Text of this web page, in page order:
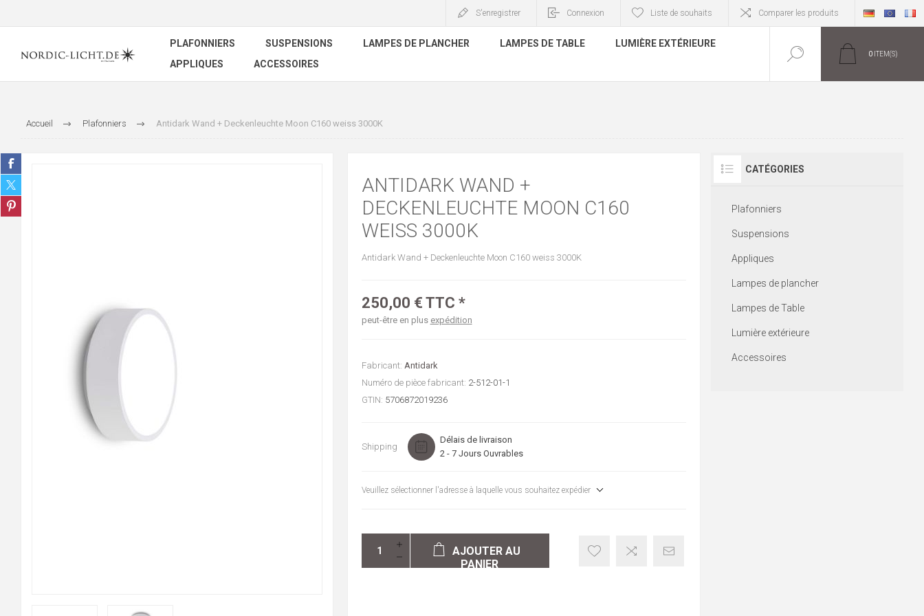
S'enregistrer Connexion Liste de souhaits Comparer les produits
PLAFONNIERS SUSPENSIONS LAMPES DE PLANCHER LAMPES DE TABLE
LUMIÈRE EXTÉRIEURE
APPLIQUES
ACCESSOIRES
0 ITEM(S)
Accueil Plafonniers Antidark Wand + Deckenleuchte Moon C160 weiss 3000K
ANTIDARK WAND +
DECKENLEUCHTE MOON C160
WEISS 3000K
Antidark Wand + Deckenleuchte Moon C160 weiss 3000K
250,00 € TTC *
peut-être en plus expédition
Fabricant: Antidark
Numéro de pièce fabricant: 2-512-01-1
GTIN: 5706872019236
Shipping
Délais de livraison
2 - 7 Jours Ouvrables
Veuillez sélectionner l'adresse à laquelle vous souhaitez expédier
AJOUTER AU
PANIER
CATÉGORIES
Plafonniers
Suspensions
Appliques
Lampes de plancher
Lampes de Table
Lumière extérieure
Accessoires